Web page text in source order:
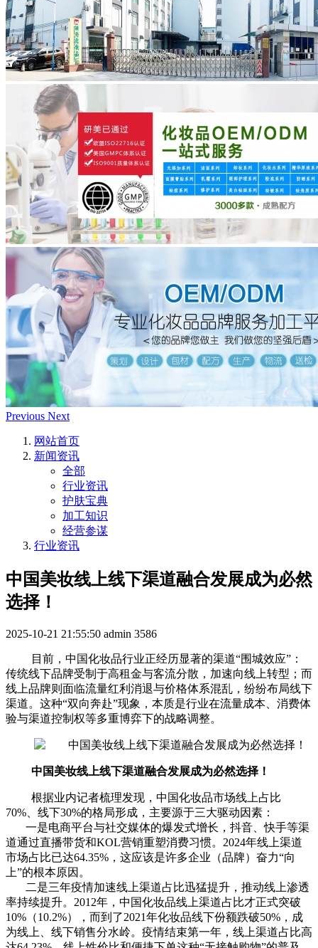
Previous Next
网站首页
新闻资讯
全部
行业资讯
护肤宝典
加工知识
经营参谋
行业资讯
中国美妆线上线下渠道融合发展成为必然
选择！
2025-10-21 21:55:50 admin 3586
目前，中国化妆品行业正经历显著的渠道“围城效应”：
传统线下品牌受制于高租金与客流分散，加速向线上转型；而
线上品牌则面临流量红利消退与价格体系混乱，纷纷布局线下
渠道。这种“双向奔赴”现象，本质是行业在流量成本、消费体
验与渠道控制权等多重博弈下的战略调整。
中国美妆线上线下渠道融合发展成为必然选择！
根据业内记者梳理发现，中国化妆品市场线上占比
70%、线下30%的格局形成，主要源于三大驱动因素：
一是电商平台与社交媒体的爆发式增长，抖音、快手等渠
道通过直播带货和KOL营销重塑消费习惯。2024年线上渠道
市场占比已达64.35%，这应该是许多企业（品牌）奋力“向
上”的根本原因。
二是三年疫情加速线上渠道占比迅猛提升，推动线上渗透
率持续提升。2012年，中国化妆品线上渠道占比才正式突破
10%（10.2%），而到了2021年化妆品线下份额跌破50%，成
为线上、线下销售分水岭。疫情结束第一年，线上渠道占比高